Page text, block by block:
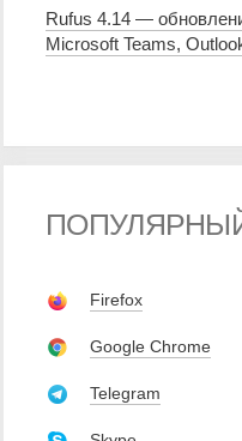
Rufus 4.14 —
Microsoft Teams,
Firefox
Google Chrome
Telegram